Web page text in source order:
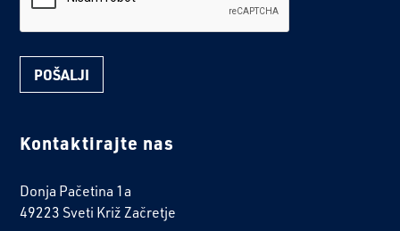
Kontaktirajte nas
Donja Pačetina 1a
49223 Sveti Križ Začretje